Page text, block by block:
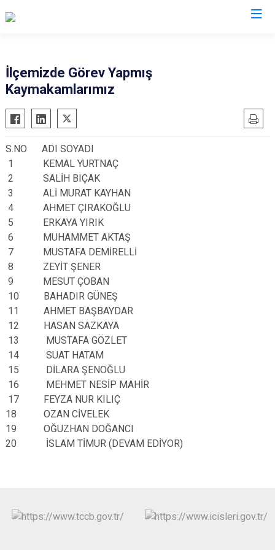
Ayancık
Boyabat
Durağan
Erfelek
Gerze
Saraydüzü
Türkeli
İlçemizde Görev Yapmış
Kaymakamlarımız
S.NO ADI SOYADI
1 KEMAL YURTNAÇ
2 SALİH BIÇAK
3 ALİ MURAT KAYHAN
4 AHMET ÇIRAKOĞLU
5 ERKAYA YIRIK
6 MUHAMMET AKTAŞ
7 MUSTAFA DEMİRELLİ
8 ZEYİT ŞENER
9 MESUT ÇOBAN
10 BAHADIR GÜNEŞ
11 AHMET BAŞBAYDAR
12 HASAN SAZKAYA
13 MUSTAFA GÖZLET
14 SUAT HATAM
15 DİLARA ŞENOĞLU
16 MEHMET NESİP MAHİR
17 FEYZA NUR KILIÇ
18 OZAN CİVELEK
19 OĞUZHAN DOĞANCI
20 İSLAM TİMUR (DEVAM EDİYOR)